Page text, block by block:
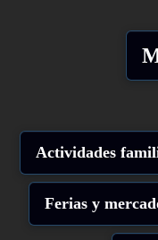
Actividades
Ferias y